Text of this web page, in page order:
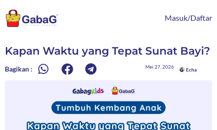
ke
konten
Masuk/Daftar
Kapan Waktu yang Tepat Sunat Bayi?
Bagikan : Mei 27, 2026
Echa